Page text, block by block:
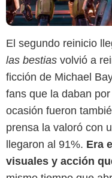
El segundo reinicio
las bestias volvió a
ficción de Michael
fans que la daban
ocasión fueron
prensa la valoró con
llegaron al 91%. Era
visuales y acción